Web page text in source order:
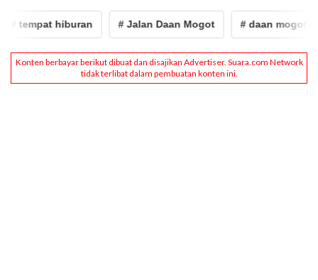
tempat hiburan # Jalan Daan Mogot # daan mogot